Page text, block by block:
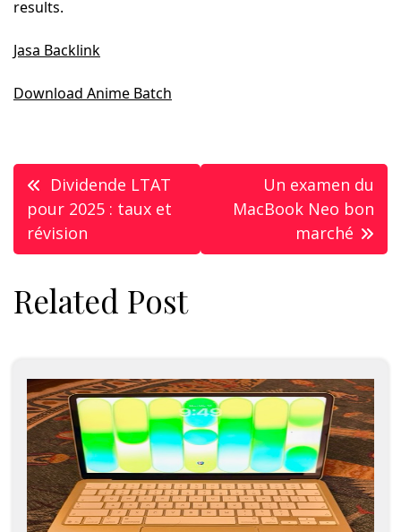
results.
Jasa Backlink
Download Anime Batch
Post
navigation
Dividende LTAT
pour 2025 : taux et
révision
Un examen du
MacBook Neo bon
marché
Related Post